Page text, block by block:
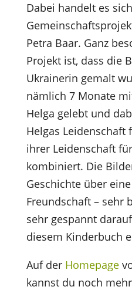
Dabei handelt es
Petra Baar. Ganz
Projekt ist, dass die
Ukrainerin gemalt
nämlich 7 Monate
Helga gelebt und
Helgas Leidenschaft
ihrer Leidenschaft
kombiniert. Die
Geschichte über
Freundschaft – sehr
sehr gespannt
diesem Kinderbuch
Auf der Homepage
kannst du noch